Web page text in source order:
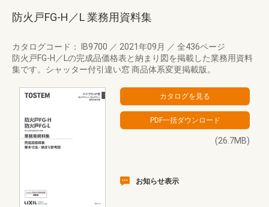
防火戸FG-H／L 業務用資料集
カタログコード： IB9700 ／ 2021年09月 ／ 全436ページ
防火戸FG-H／Lの完成品価格表と納まり図を掲載した業務用資料
集です。シャッター付引違い窓 商品体系変更掲載版。
(26.7MB)
お知らせ表示